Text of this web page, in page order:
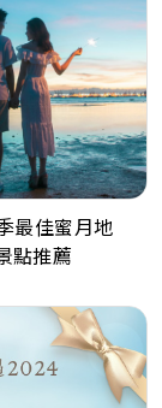
最佳蜜月地
點推薦